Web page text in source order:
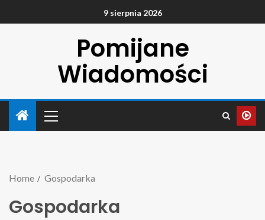
9 sierpnia 2026
Pomijane
Wiadomości
Home Gospodarka
Gospodarka